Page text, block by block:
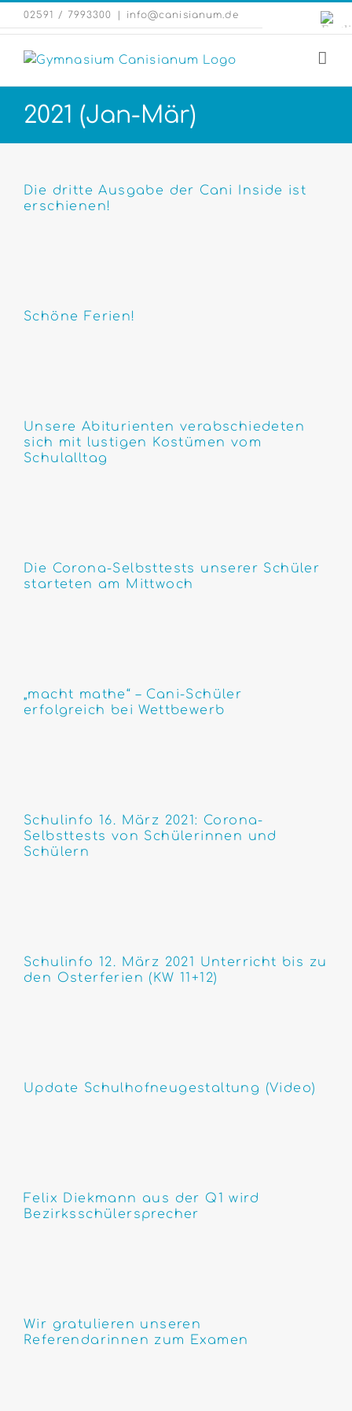
Zum
Inhalt
springen
02591 / 7993300 info@canisianum.de
2021 (Jan-Mär)
Die dritte Ausgabe der Cani Inside ist
erschienen!
Schöne Ferien!
Unsere Abiturienten verabschiedeten
sich mit lustigen Kostümen vom
Schulalltag
Die Corona-Selbsttests unserer Schüler
starteten am Mittwoch
„macht mathe“ – Cani-Schüler
erfolgreich bei Wettbewerb
Schulinfo 16. März 2021: Corona-
Selbsttests von Schülerinnen und
Schülern
Schulinfo 12. März 2021 Unterricht bis zu
den Osterferien (KW 11+12)
Update Schulhofneugestaltung (Video)
Felix Diekmann aus der Q1 wird
Bezirksschülersprecher
Wir gratulieren unseren
Referendarinnen zum Examen